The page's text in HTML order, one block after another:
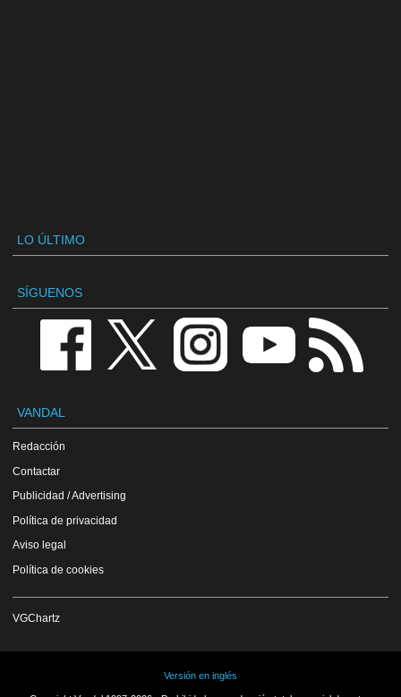
LO ÚLTIMO
SÍGUENOS
VANDAL
Redacción
Contactar
Publicidad / Advertising
Política de privacidad
Aviso legal
Política de cookies
VGChartz
Versión en inglés